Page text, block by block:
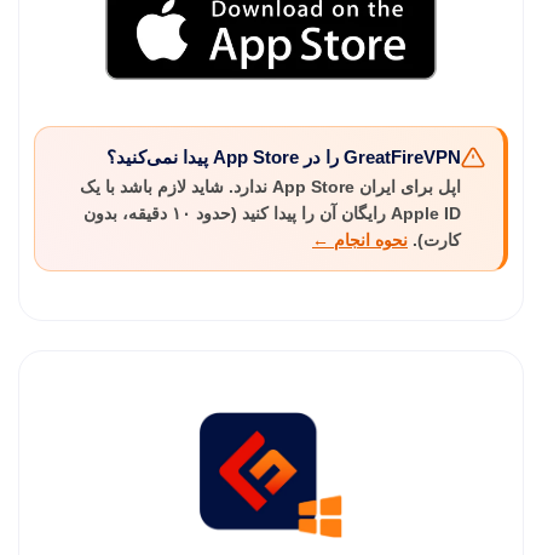
GreatFireVPN را در App Store پیدا نمی‌کنید؟
اپل برای ایران App Store ندارد. شاید لازم باشد با یک
Apple ID رایگان آن را پیدا کنید (حدود ۱۰ دقیقه، بدون
کارت). نحوه انجام ←